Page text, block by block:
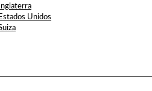
Unidos